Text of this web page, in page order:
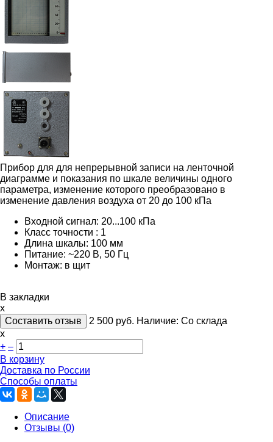
Прибор для для непрерывной записи на ленточной
диаграмме и показания по шкале величины одного
параметра, изменение которого преобразовано в
изменение давления воздуха от 20 до 100 кПа
Входной сигнал: 20...100 кПа
Класс точности : 1
Длина шкалы: 100 мм
Питание: ~220 В, 50 Гц
Монтаж: в щит
В закладки
x
Составить отзыв
2 500 руб. Наличие: Со склада
х
+ –
В корзину
Доставка по России
Способы оплаты
Описание
Отзывы (0)